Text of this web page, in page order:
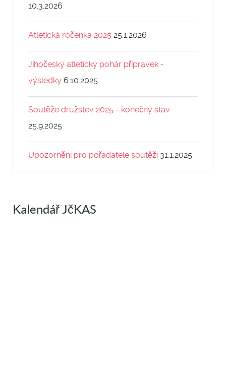
10.3.2026
Atletická ročenka 2025 25.1.2026
Jihočeský atletický pohár přípravek -
výsledky 6.10.2025
Soutěže družstev 2025 - konečný stav
25.9.2025
Upozornění pro pořadatele soutěží 31.1.2025
Kalendář JčKAS